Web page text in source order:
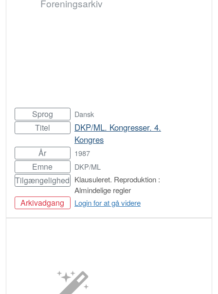
Foreningsarkiv
Sprog Dansk
Titel
DKP/ML. Kongresser. 4.
Kongres
År 1987
Emne DKP/ML
Tilgængelighed Klausuleret. Reproduktion :
Almindelige regler
Arkivadgang Login for at gå videre
Bestil